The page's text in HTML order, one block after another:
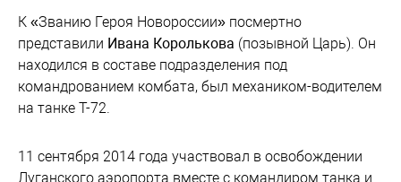
К «Званию Героя Новороссии» посмертно
представили Ивана Королькова (позывной Царь). Он
находился в составе подразделения под
командрованием комбата, был механиком-водителем
на танке Т-72.
11 сентября 2014 года участвовал в освобождении
Луганского аэропорта вместе с командиром танка и